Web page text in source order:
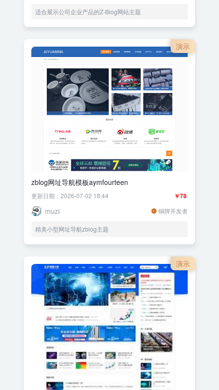
适合展示公司企业产品的Z-Blog网站主题
演示
zblog网址导航模板aymfourteen
￥78
更新日期：2026-07-02 18:44
muzi 铜牌开发者
精美小型网址导航zblog主题
演示